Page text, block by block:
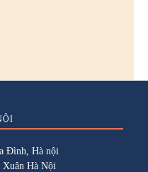
Đình, Hà nội
Hà Nội